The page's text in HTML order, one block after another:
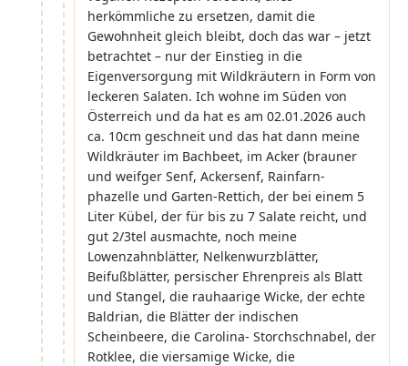
herkömmliche zu ersetzen, damit die
Gewohnheit gleich bleibt, doch das war – jetzt
betrachtet – nur der Einstieg in die
Eigenversorgung mit Wildkräutern in Form von
leckeren Salaten. Ich wohne im Süden von
Österreich und da hat es am 02.01.2026 auch
ca. 10cm geschneit und das hat dann meine
Wildkräuter im Bachbeet, im Acker (brauner
und weifger Senf, Ackersenf, Rainfarn-
phazelle und Garten-Rettich, der bei einem 5
Liter Kübel, der für bis zu 7 Salate reicht, und
gut 2/3tel ausmachte, noch meine
Lowenzahnblätter, Nelkenwurzblätter,
Beifußblätter, persischer Ehrenpreis als Blatt
und Stangel, die rauhaarige Wicke, der echte
Baldrian, die Blätter der indischen
Scheinbeere, die Carolina- Storchschnabel, der
Rotklee, die viersamige Wicke, die